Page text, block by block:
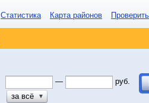
Статистика Карта районов
—
руб.
за всё
▼